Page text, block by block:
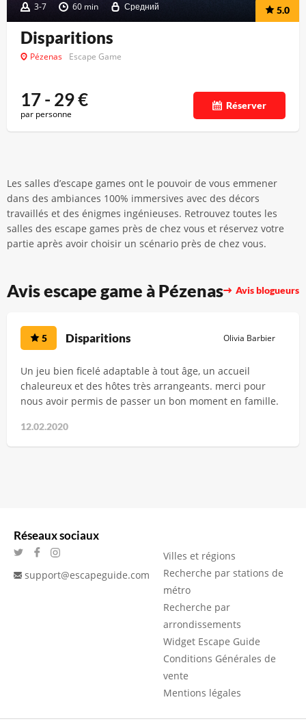
3-7 60 min Средний 5.0
Disparitions
Pézenas Escape Game
17 - 29€
par personne
Réserver
Les salles d’escape games ont le pouvoir de vous emmener
dans des ambiances 100% immersives avec des décors
travaillés et des énigmes ingénieuses. Retrouvez toutes les
salles des escape games près de chez vous et réservez votre
partie après avoir choisir un scénario près de chez vous.
Avis escape game à Pézenas Avis blogueurs
5 Disparitions Olivia Barbier
Un jeu bien ficelé adaptable à tout âge, un accueil
chaleureux et des hôtes très arrangeants. merci pour
nous avoir permis de passer un bon moment en famille.
12.02.2020
Réseaux sociaux
support@escapeguide.com
Villes et régions
Recherche par stations de
métro
Recherche par
arrondissements
Widget Escape Guide
Conditions Générales de
vente
Mentions légales